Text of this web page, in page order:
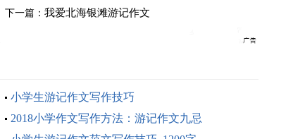
下一篇： 我爱北海银滩游记作文
小学生游记作文写作技巧
2018小学作文写作方法：游记作文九忌